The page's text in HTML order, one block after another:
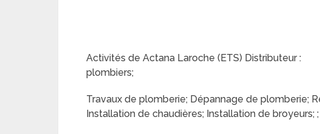
Activités de Actana Laroche (ETS) Distributeur :
plombiers;
Travaux de plomberie; Dépannage de plomberie;
Installation de chaudières; Installation de broyeurs; ;